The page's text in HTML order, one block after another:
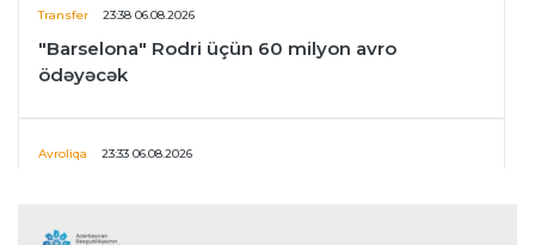
Transfer 23:38 06.08.2026
"Barselona" Rodri üçün 60 milyon avro
ödəyəcək
Avroliqa 23:33 06.08.2026